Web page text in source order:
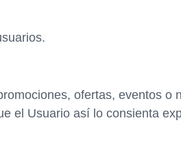
ofertas, eventos o
el Usuario así lo consienta